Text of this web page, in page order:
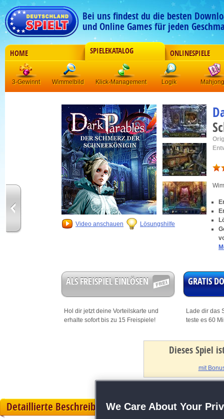
Bei uns findest du die besten
und Online Games für jeden
HOME SPIELEKATALOG ONLINESPIELE
3-Gewinnt Wimmelbild Klick-Management Logik Mahjong
Video anschauen Lösungshilfe
ALS FREISPIEL EINLÖSEN
Hol dir jetzt deine Vorteilskarte und
erhalte sofort bis zu 15 Freispiele!
GRATIS
Lade dir das
teste es 60
Dieses Spiel
mit
Detaillierte BeschreibungWe Care About Your